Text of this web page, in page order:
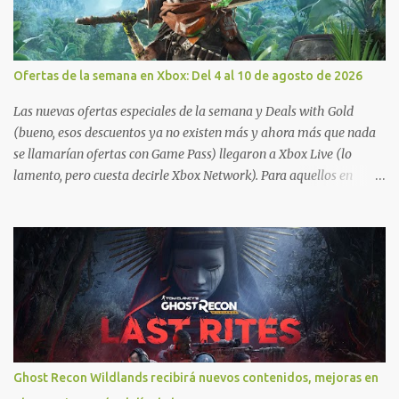
Ofertas de la semana en Xbox: Del 4 al 10 de agosto de 2026
Las nuevas ofertas especiales de la semana y Deals with Gold
(bueno, esos descuentos ya no existen más y ahora más que nada
se llamarían ofertas con Game Pass) llegaron a Xbox Live (lo
lamento, pero cuesta decirle Xbox Network). Para aquellos en
jugarlos y mantener un progreso compartido en Windows PC y
Xbox, y tenemos un listado de juegos compatibles por acá . ¿Aún
necesitas una mano con las compras? Tenemos un tutorial extenso
o en vídeo para que se quiten todas las dudas generales de cómo
hacer compras en Xbox . Podes consultar un listado más completo
de promociones desde xbox.com. El post puede tener
actualizaciones regulares o cambios ante cualquier error. Ofertas
- Argentina Ofertas - Chile Ofertas - Colombia Ofertas - México
Ghost Recon Wildlands recibirá nuevos contenidos, mejoras en